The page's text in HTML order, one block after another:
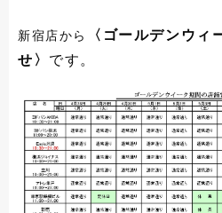
新宿店から
〈ゴールデンウィ
せ〉 です。